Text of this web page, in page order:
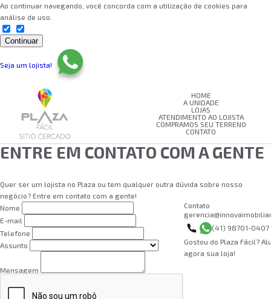
Ao continuar navegando, você concorda com a utilização de cookies para
análise de uso.
Continuar
Seja um lojista!
HOME
A UNIDADE
LOJAS
ATENDIMENTO AO LOJISTA
COMPRAMOS SEU TERRENO
CONTATO
ENTRE EM CONTATO COM A GENTE
Quer ser um lojista no Plaza ou tem qualquer outra dúvida sobre nosso
negócio? Entre em contato com a gente!
Nome
E-mail
Telefone
Assunto
Mensagem
Contato
(41) 98701-0407
Gostou do Plaza Fácil?
agora sua loja!